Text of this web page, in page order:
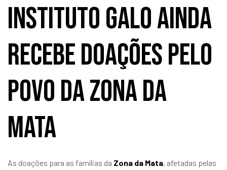
Instituto Galo ainda
recebe doações pelo
povo da Zona da
Mata
As doações para as famílias da Zona da Mata, afetadas pelas